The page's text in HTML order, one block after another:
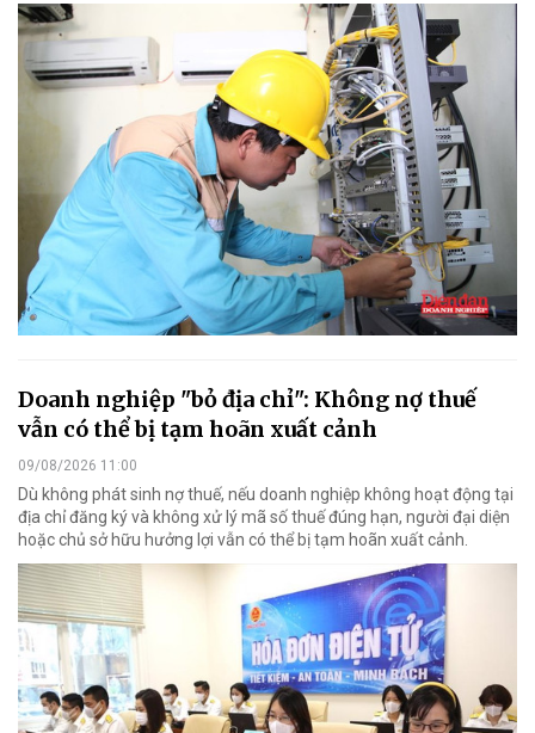
Doanh nghiệp "bỏ địa chỉ": Không nợ thuế
vẫn có thể bị tạm hoãn xuất cảnh
09/08/2026 11:00
Dù không phát sinh nợ thuế, nếu doanh nghiệp không hoạt động tại
địa chỉ đăng ký và không xử lý mã số thuế đúng hạn, người đại diện
hoặc chủ sở hữu hưởng lợi vẫn có thể bị tạm hoãn xuất cảnh.